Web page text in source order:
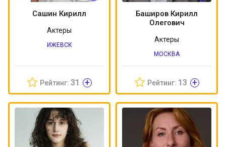
Сашин Кирилл
Актеры
ИЖЕВСК
Рейтинг: 31 +
Баширов Кирилл
Олегович
Актеры
МОСКВА
Рейтинг: 13 +